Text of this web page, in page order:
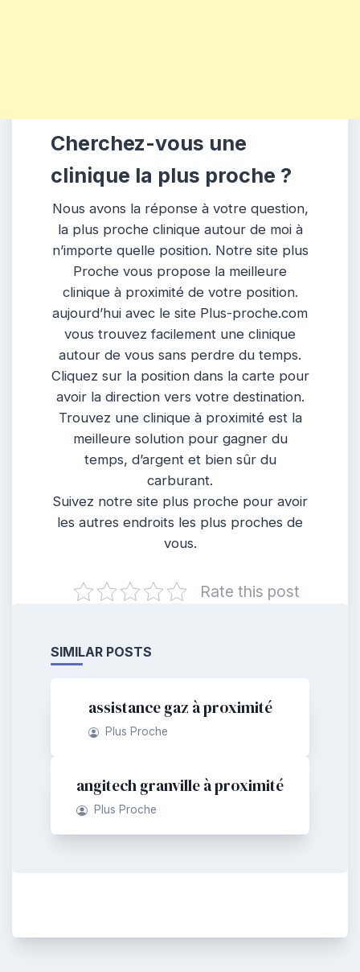
Cherchez-vous une
clinique la plus proche ?
Nous avons la réponse à votre question,
la plus proche clinique autour de moi à
n’importe quelle position. Notre site plus
Proche vous propose la meilleure
clinique à proximité de votre position.
aujourd’hui avec le site Plus-proche.com
vous trouvez facilement une clinique
autour de vous sans perdre du temps.
Cliquez sur la position dans la carte pour
avoir la direction vers votre destination.
Trouvez une clinique à proximité est la
meilleure solution pour gagner du
temps, d’argent et bien sûr du
carburant.
Suivez notre site plus proche pour avoir
les autres endroits les plus proches de
vous.
Rate this post
SIMILAR POSTS
assistance gaz à proximité
Plus Proche
angitech granville à proximité
Plus Proche